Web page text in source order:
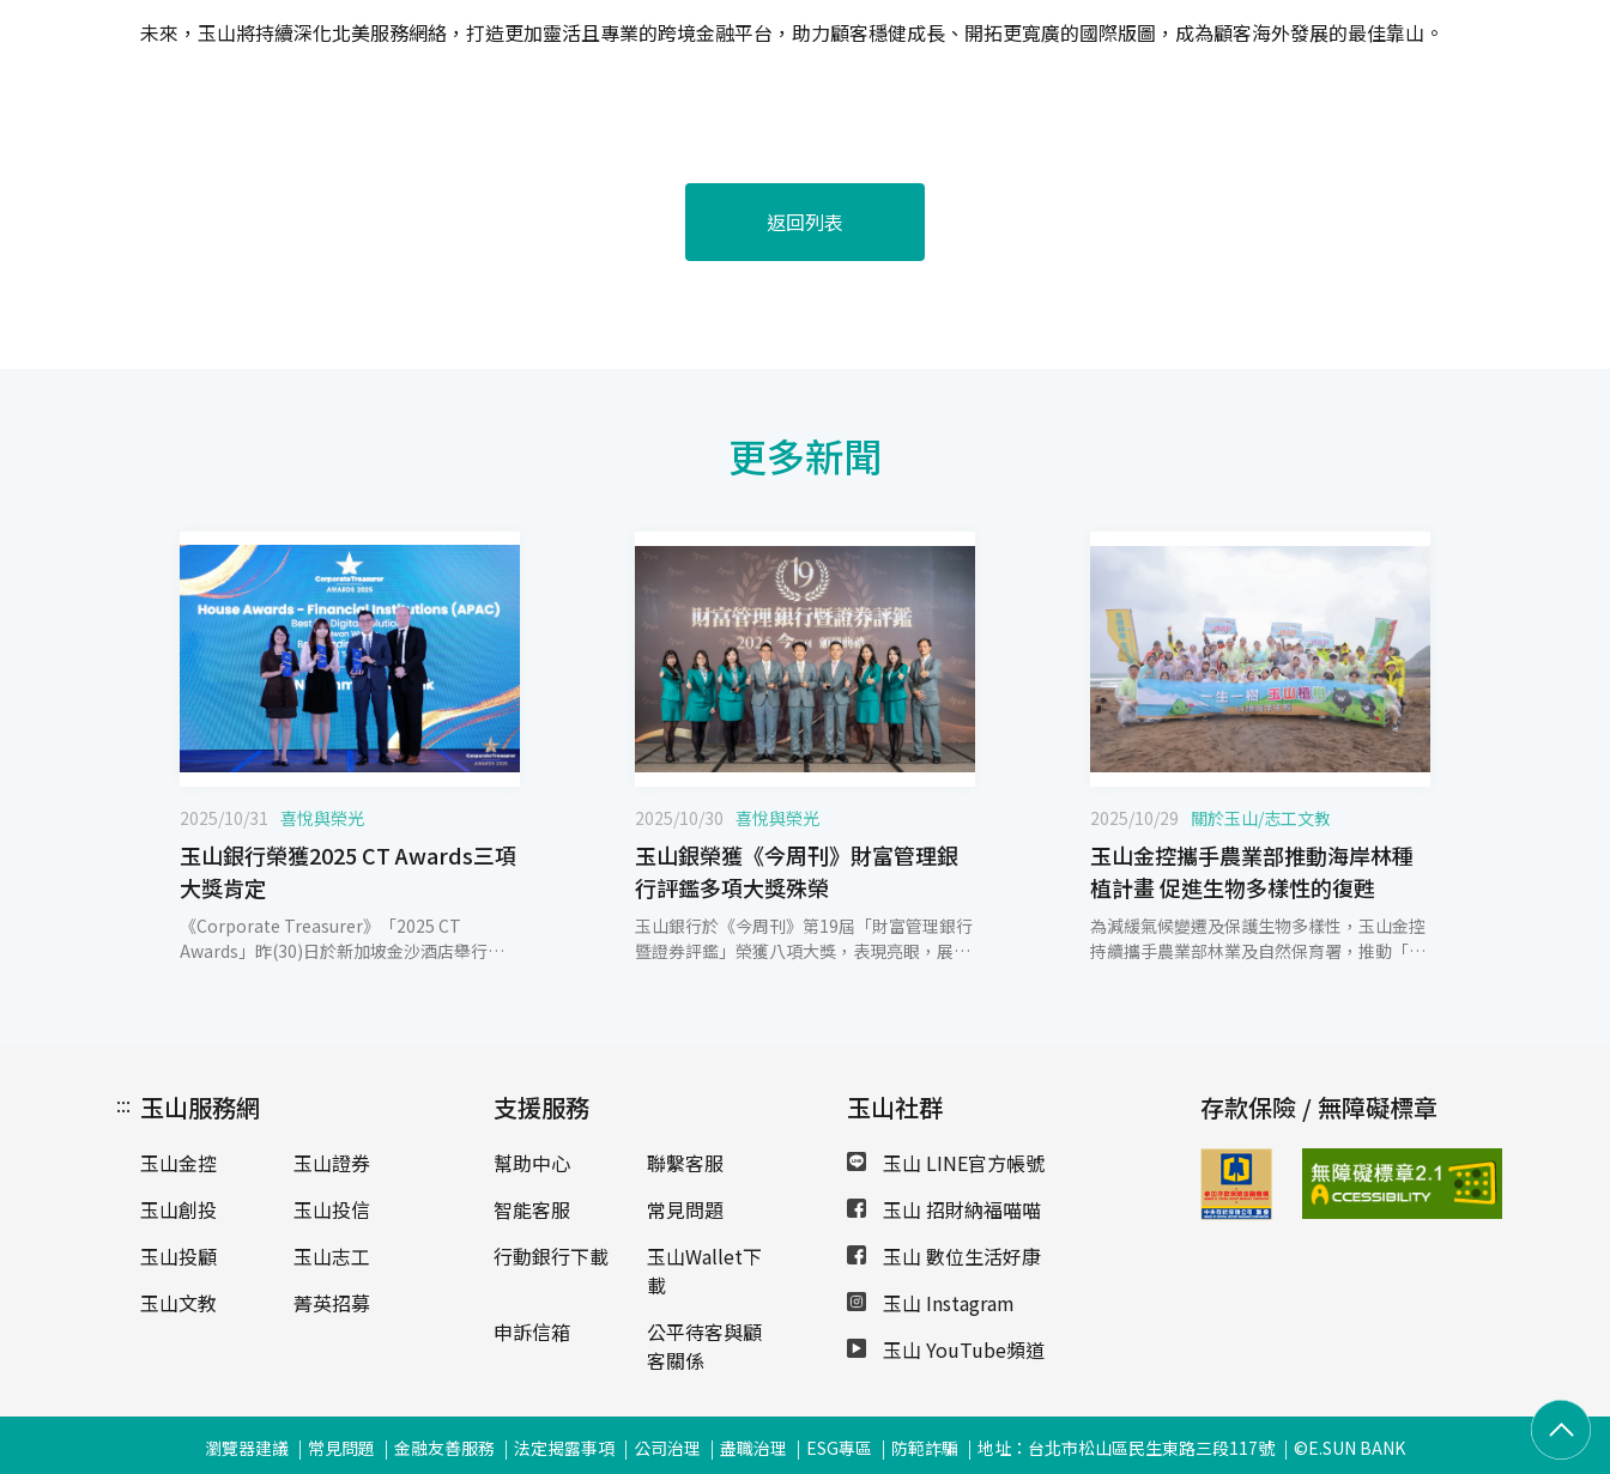
未來，玉山將持續深化北美服務網絡，打造更加靈活且專業的跨境金融平台，助力顧客穩健成長、開拓更寬廣的國際版圖，成為顧客海外發展的最佳靠山。
返回列表
更多新聞
2025/10/31 喜悅與榮光
玉山銀行榮獲2025 CT Awards三項
大獎肯定
《Corporate Treasurer》「2025 CT
Awards」昨(30)日於新加坡金沙酒店舉行頒
易服務的專業與平台領先地位及創新實力。 面
對全球金融市場數位轉型的浪潮，玉山銀行以
自主研發為核心動力，打造臺灣首創的線上雙
幣投資（DCI）平台及24小時外匯交易室，建
立全方位智慧交易生態系，提供顧客即時、安
全與高效的交易體驗。數位平台每日處理逾萬
筆外匯交易，穩居臺灣數位外匯市場的領導地
獲利空間並推動金融科技創新，展現數位化、
智慧化的創新決心。 為進一步提升顧客交易便
服務，支援日本PayPay通路支付，讓跨境消費
2025/10/30 喜悅與榮光
玉山銀榮獲《今周刊》財富管理銀
行評鑑多項大獎殊榮
玉山銀行於《今周刊》第19屆「財富管理銀行
暨證券評鑑」榮獲八項大獎，表現亮眼，展現
戶滿意獎」、「最佳信託創新獎」及「最佳永
續發展獎」等多項大獎肯定，玉山證券亦同時
榮獲「最佳客戶滿意獎」第一名。「專業、創
新、普惠」不僅是本次評鑑的三大精神，更是
驅動玉山財富管理服務全面升級的重要核心。
玉山秉持「心清如玉、義重如山」的精神，發
揮團隊服務的特色，透過結合存匯、消金、理
財專業的「分行金三角」，整合私人銀行、企
業金融服務的「雙核團隊」，為顧客提供最專
業與溫暖的金融服務。此外，玉山銀行已於7
月在玉山高雄旗艦大樓率先開辦資產管理專區
業務，將陸續推出20項媲美國際金融中心的產
對標國際並打造具競爭力的跨境金融平台。透
2025/10/29 關於玉山/志工文教
玉山金控攜手農業部推動海岸林種
植計畫 促進生物多樣性的復甦
為減緩氣候變遷及保護生物多樣性，玉山金控
持續攜手農業部林業及自然保育署，推動「一
續領域並持續關注環境保護，自2019年起，與
林業及自然保育署共同推動國有林及海岸林計
畫，每年種植約一萬株台灣原生樹種。迄今已
成功栽植並撫育超過七萬株樹苗，造林面積超
過40公頃，涵蓋大台北與宜蘭地區的保安林及
北海岸的防風保安林。玉山志工不僅參與每個
原生樹種，以加強防砂功能，提升海岸林的保
::: 玉山服務網
玉山金控
玉山證券
玉山創投
玉山投信
玉山投顧
玉山志工
玉山文教
菁英招募
支援服務
幫助中心
聯繫客服
智能客服
常見問題
行動銀行下載
玉山Wallet下
載
申訴信箱
公平待客與顧
客關係
玉山社群
玉山 LINE官方帳號
玉山 招財納福喵喵
玉山 數位生活好康
玉山 Instagram
玉山 YouTube頻道
存款保險 / 無障礙標章
瀏覽器建議 常見問題 金融友善服務 法定揭露事項 公司治理 盡職治理 ESG專區 防範詐騙 地址：台北市松山區民生東路三段117號 ©E.SUN BANK